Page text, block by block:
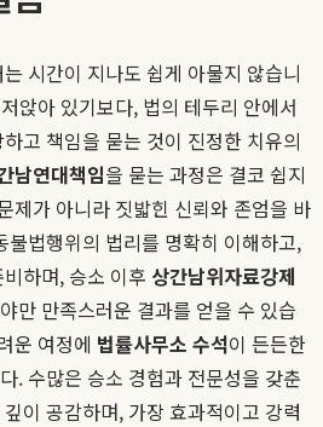
시간이 지나도 쉽게 아물지 않습니
앉아 있기보다, 법의 테두리 안에서
고 책임을 묻는 것이 진정한 치유의
남연대책임을 묻는 과정은 결코 쉽지
제가 아니라 짓밟힌 신뢰와 존엄을 바
불법행위의 법리를 명확히 이해하고,
하며, 승소 이후 상간남위자료강제
만 만족스러운 결과를 얻을 수 있습
운 여정에 법률사무소 수석이 든든한
. 수많은 승소 경험과 전문성을 갖춘
이 공감하며, 가장 효과적이고 강력